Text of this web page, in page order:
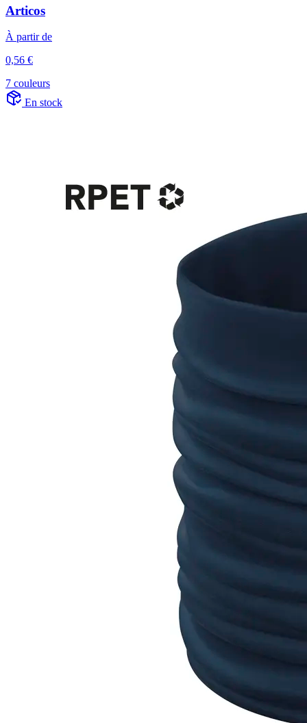
Articos
À partir de
0,56 €
7 couleurs
En stock